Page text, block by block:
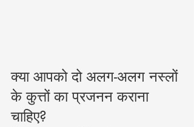
क्या आपको दो अलग-अलग नस्लों
के कुत्तों का प्रजनन कराना
चाहिए?